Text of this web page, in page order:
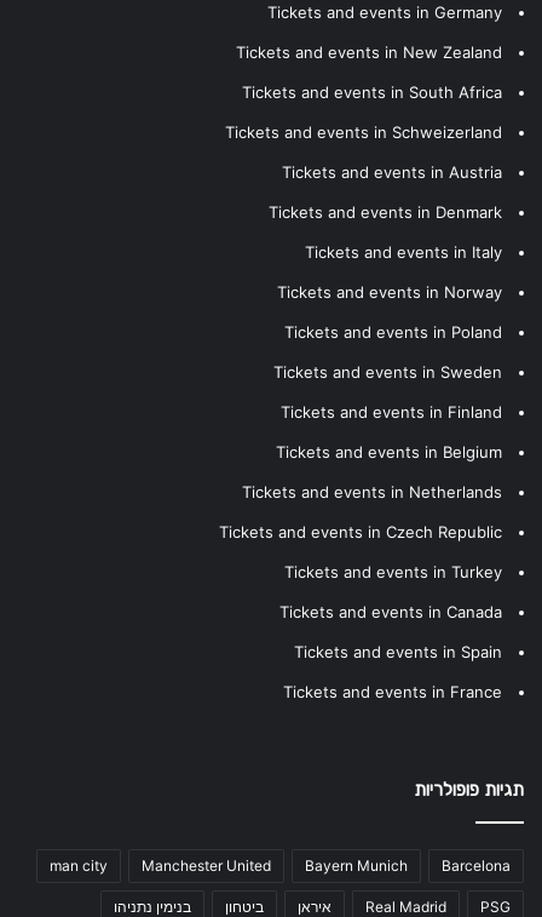
Tickets and events in Germany
Tickets and events in New Zealand
Tickets and events in South Africa
Tickets and events in Schweizerland
Tickets and events in Austria
Tickets and events in Denmark
Tickets and events in Italy
Tickets and events in Norway
Tickets and events in Poland
Tickets and events in Sweden
Tickets and events in Finland
Tickets and events in Belgium
Tickets and events in Netherlands
Tickets and events in Czech Republic
Tickets and events in Turkey
Tickets and events in Canada
Tickets and events in Spain
Tickets and events in France
תגיות פופולריות
Barcelona
Bayern Munich
Manchester United
man city
PSG
Real Madrid איראן ביטחון בנימין נתניהו